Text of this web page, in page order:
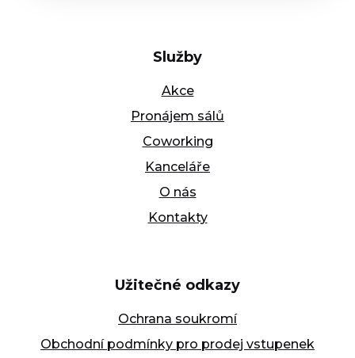
Služby
Akce
Pronájem sálů
Coworking
Kanceláře
O nás
Kontakty
Užitečné odkazy
Ochrana soukromí
Obchodní podmínky pro prodej vstupenek